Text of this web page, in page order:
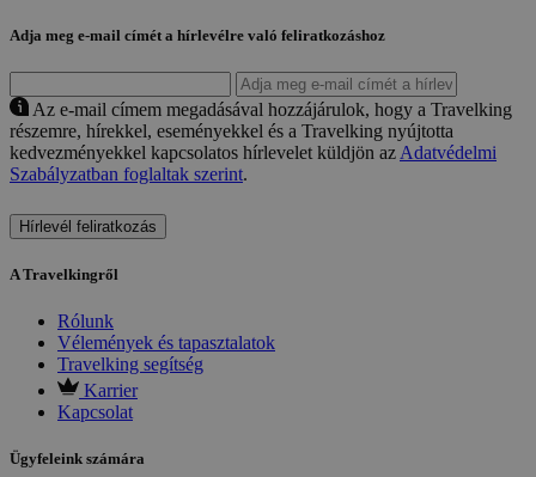
Adja meg e-mail címét a hírlevélre való feliratkozáshoz
Az e-mail címem megadásával hozzájárulok, hogy a Travelking
részemre, hírekkel, eseményekkel és a Travelking nyújtotta
kedvezményekkel kapcsolatos hírlevelet küldjön az Adatvédelmi
Szabályzatban foglaltak szerint.
Hírlevél feliratkozás
A Travelkingről
Rólunk
Vélemények és tapasztalatok
Travelking segítség
Karrier
Kapcsolat
Ügyfeleink számára